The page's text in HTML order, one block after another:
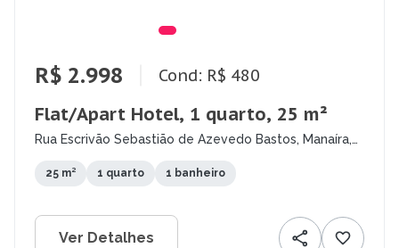
R$ 2.998 Cond: R$ 480
Flat/Apart Hotel, 1 quarto, 25 m²
Rua Escrivão Sebastião de Azevedo Bastos, Manaíra,
25 m² 1 quarto 1 banheiro
Ver Detalhes